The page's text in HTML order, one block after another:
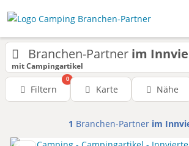
Branchen-Partner im
mit Campingartikel
Filtern
0
Karte Nähe
1 Branchen-Partner im